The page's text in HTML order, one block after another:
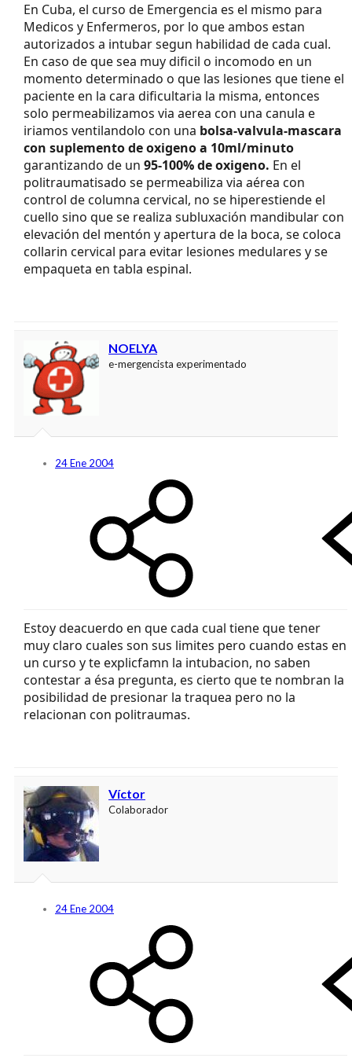
En Cuba, el curso de Emergencia es el mismo para
Medicos y Enfermeros, por lo que ambos estan
autorizados a intubar segun habilidad de cada cual.
En caso de que sea muy dificil o incomodo en un
momento determinado o que las lesiones que tiene el
paciente en la cara dificultaria la misma, entonces
solo permeabilizamos via aerea con una canula e
iriamos ventilandolo con una bolsa-valvula-mascara
con suplemento de oxigeno a 10ml/minuto
garantizando de un 95-100% de oxigeno. En el
politraumatisado se permeabiliza via aérea con
control de columna cervical, no se hiperestiende el
cuello sino que se realiza subluxación mandibular con
elevación del mentón y apertura de la boca, se coloca
collarin cervical para evitar lesiones medulares y se
empaqueta en tabla espinal.
NOELYA
e-mergencista experimentado
24 Ene 2004
Estoy deacuerdo en que cada cual tiene que tener
muy claro cuales son sus limites pero cuando estas en
un curso y te explicfamn la intubacion, no saben
contestar a ésa pregunta, es cierto que te nombran la
posibilidad de presionar la traquea pero no la
relacionan con politraumas.
Víctor
Colaborador
24 Ene 2004